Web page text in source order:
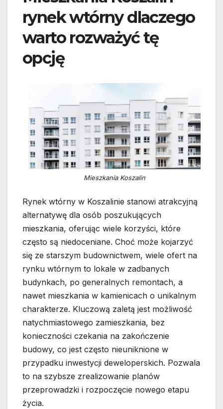
rynek wtórny dlaczego
warto rozważyć tę
opcję
Mieszkania Koszalin
Rynek wtórny w Koszalinie stanowi atrakcyjną
alternatywę dla osób poszukujących
mieszkania, oferując wiele korzyści, które
często są niedoceniane. Choć może kojarzyć
się ze starszym budownictwem, wiele ofert na
rynku wtórnym to lokale w zadbanych
budynkach, po generalnych remontach, a
nawet mieszkania w kamienicach o unikalnym
charakterze. Kluczową zaletą jest możliwość
natychmiastowego zamieszkania, bez
konieczności czekania na zakończenie
budowy, co jest często nieuniknione w
przypadku inwestycji deweloperskich. Pozwala
to na szybsze zrealizowanie planów
przeprowadzki i rozpoczęcie nowego etapu
życia.